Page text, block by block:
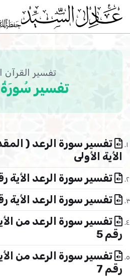
تفسير القرآن
تفسير سُورَةُ
تفسير سورة الرعد (
الأية الأولى
تفسير سورة الرعد الأية
تفسير سورة الرعد الأية
رقم 5
رقم 7